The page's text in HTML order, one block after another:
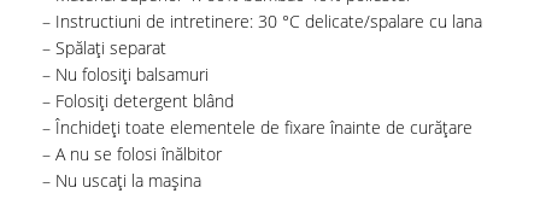
– Instructiuni de intretinere: 30 °C delicate/spalare cu lana
– Spălați separat
– Nu folosiți balsamuri
– Folosiți detergent blând
– Închideți toate elementele de fixare înainte de curățare
– A nu se folosi înălbitor
– Nu uscați la mașina